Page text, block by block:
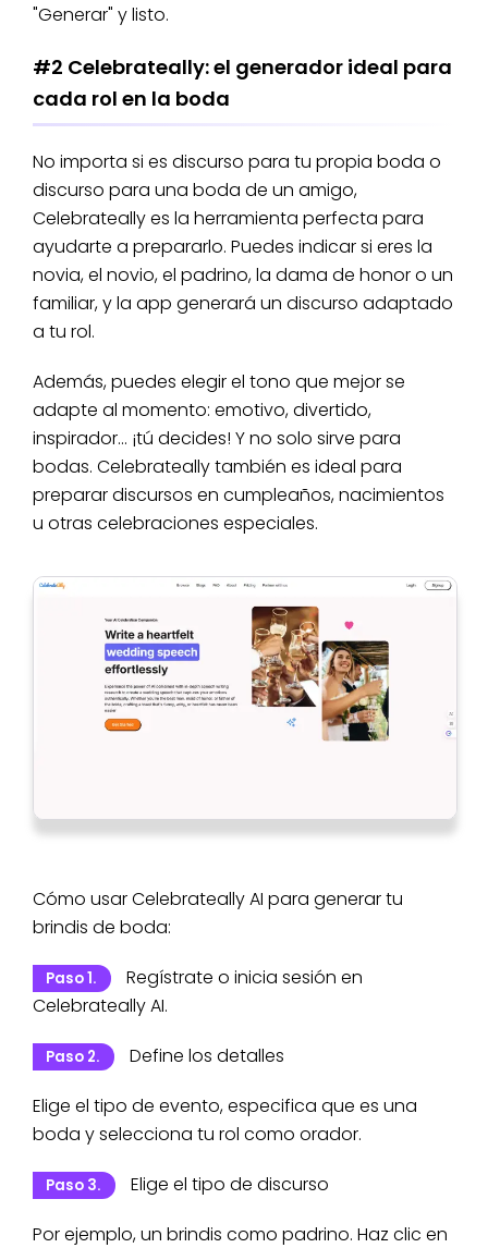
"Generar" y listo.
#2 Celebrateally: el generador ideal para
cada rol en la boda
No importa si es discurso para tu propia boda o
discurso para una boda de un amigo,
Celebrateally es la herramienta perfecta para
ayudarte a prepararlo. Puedes indicar si eres la
novia, el novio, el padrino, la dama de honor o un
familiar, y la app generará un discurso adaptado
a tu rol.
Además, puedes elegir el tono que mejor se
adapte al momento: emotivo, divertido,
inspirador… ¡tú decides! Y no solo sirve para
bodas. Celebrateally también es ideal para
preparar discursos en cumpleaños, nacimientos
u otras celebraciones especiales.
Cómo usar Celebrateally AI para generar tu
brindis de boda:
Paso 1.
Regístrate o inicia sesión en
Celebrateally AI.
Paso 2.
Define los detalles
Elige el tipo de evento, especifica que es una
boda y selecciona tu rol como orador.
Paso 3.
Elige el tipo de discurso
Por ejemplo, un brindis como padrino. Haz clic en